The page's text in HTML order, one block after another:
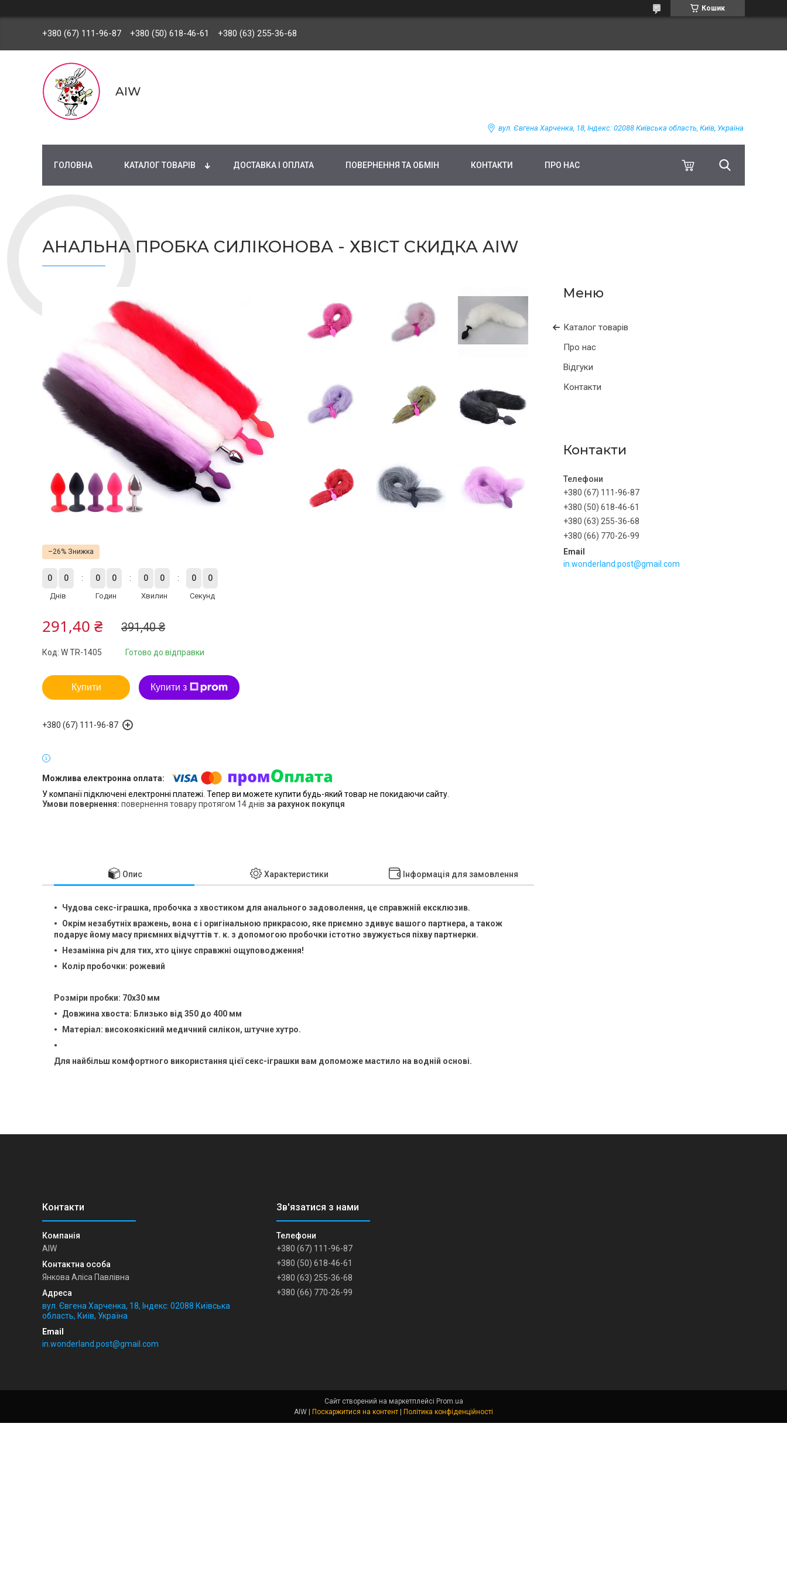
Кошик
+380 (67) 111-96-87 +380 (50) 618-46-61 +380 (63) 255-36-68
AIW
вул. Євгена Харченка, 18, Індекс: 02088 Київська область, Київ, Україна
ГОЛОВНА КАТАЛОГ ТОВАРІВ ДОСТАВКА І ОПЛАТА ПОВЕРНЕННЯ ТА ОБМІН КОНТАКТИ ПРО НАС
АНАЛЬНА ПРОБКА СИЛІКОНОВА - ХВІСТ СКИДКА AIW
Каталог товарів
Про нас
Відгуки
Контакти
Контакти
+380 (67) 111-96-87
+380 (50) 618-46-61
+380 (63) 255-36-68
+380 (66) 770-26-99
in.wonderland.post@gmail.com
–26%
0 0
Днів
0 0
Годин
0 0
Хвилин
0 0
Секунд
391,40 ₴
291,40 ₴
Готово до відправки
Код: W TR-1405
Купити Купити з
+380 (67) 111-96-87
У компанії підключені електронні платежі. Тепер ви можете купити будь-який товар не покидаючи сайту.
повернення товару протягом 14 днів за рахунок покупця
Опис Характеристики Інформація для замовлення
Чудова секс-іграшка, пробочка з хвостиком для анального задоволення, це справжній ексклюзив.
Окрім незабутніх вражень, вона є і оригінальною прикрасою, яке приємно здивує вашого партнера, а також
подарує йому масу приємних відчуттів т. к. з допомогою пробочки істотно звужується піхву партнерки.
Незамінна річ для тих, хто цінує справжні ощуповодження!
Колір пробочки: рожевий
Розміри пробки: 70x30 мм
Довжина хвоста: Близько від 350 до 400 мм
Матеріал: високоякісний медичний силікон, штучне хутро.
Для найбільш комфортного використання цієї секс-іграшки вам допоможе мастило на водній основі.
AIW
Янкова Аліса Павлівна
вул. Євгена Харченка, 18, Індекс: 02088 Київська
область, Київ, Україна
in.wonderland.post@gmail.com
+380 (67) 111-96-87
+380 (50) 618-46-61
+380 (63) 255-36-68
+380 (66) 770-26-99
Сайт створений на маркетплейсі Prom.ua
AIW | Поскаржитися на контент | Політика конфіденційності